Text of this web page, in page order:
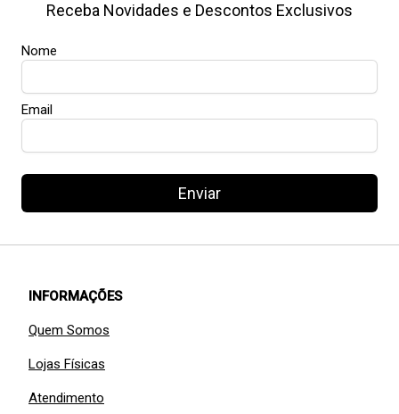
Receba Novidades e Descontos Exclusivos
Nome
Email
Enviar
INFORMAÇÕES
Quem Somos
Lojas Físicas
Atendimento